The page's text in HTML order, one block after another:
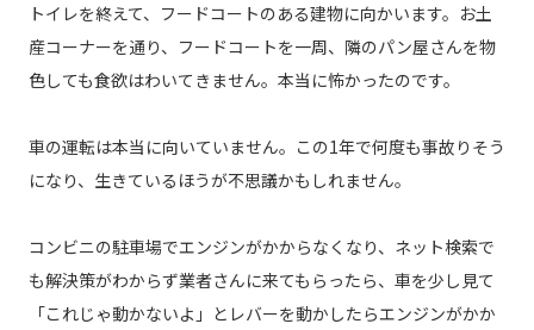
トイレを終えて、フードコートのある建物に向かいます。お土
産コーナーを通り、フードコートを一周、隣のパン屋さんを物
色しても食欲はわいてきません。本当に怖かったのです。
車の運転は本当に向いていません。この1年で何度も事故りそう
になり、生きているほうが不思議かもしれません。
コンビニの駐車場でエンジンがかからなくなり、ネット検索で
も解決策がわからず業者さんに来てもらったら、車を少し見て
「これじゃ動かないよ」とレバーを動かしたらエンジンがかか